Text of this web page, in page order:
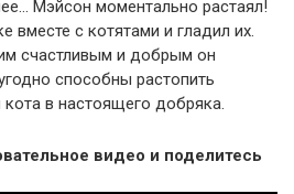
Мэйсон моментально растаял!
вместе с котятами и гладил их.
счастливым и добрым он
способны растопить
в настоящего добряка.
видео и поделитесь